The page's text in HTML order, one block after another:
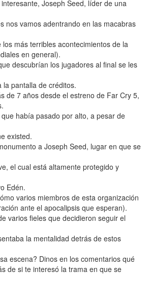
Joseph Seed, líder de una
nos vamos adentrando en las macabras
más terribles acontecimientos de la
en general).
descubrían los jugadores al final se les
pantalla de créditos.
de 7 años desde el estreno de Far Cry 5,
había pasado por alto, a pesar de
existed.
a Joseph Seed, lugar en que se
el cual está altamente protegido y
Edén.
varios miembros de esta organización
ante el apocalipsis que esperan).
varios fieles que decidieron seguir el
la mentalidad detrás de estos
escena? Dinos en los comentarios qué
de si te interesó la trama en que se